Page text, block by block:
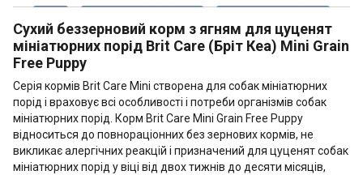
Сухий беззерновий корм з ягням для цуценят
мініатюрних порід Brit Care (Бріт Кеа) Mini Grain
Free Puppy
Серія кормів Brit Care Mini створена для собак мініатюрних
порід і враховує всі особливості і потреби організмів собак
мініатюрних порід. Корм Brit Care Mini Grain Free Puppy
відноситься до повнораціонних без зернових кормів, не
викликає алергічних реакцій і призначений для цуценят собак
мініатюрних порід у віці від двох тижнів до десяти місяців,